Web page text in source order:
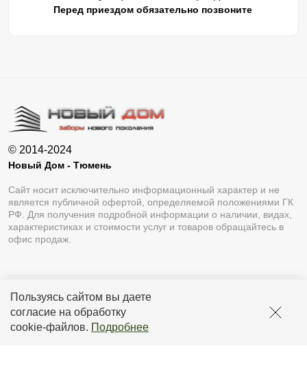
Пользуясь сайтом вы даете
согласие на обработку
cookie-файлов. Подробнее
Перед приездом обязательно позвоните
© 2014-2024
Новый Дом - Тюмень
Сайт носит исключительно информационный характер и не
является публичной офертой, определяемой положениями ГК
РФ. Для получения подробной информации о наличии, видах,
характеристиках и стоимости услуг и товаров обращайтесь в
офис продаж.
Разработка сайтаLukevium
Политика конфиденциальности